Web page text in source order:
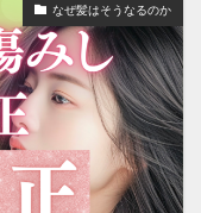
なぜ髪はそうなるのか
で美容室探し
hair-follicle-shift
fail
individual-care
kids-straightening